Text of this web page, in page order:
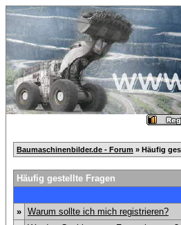
Baumaschinenbilder.de - Forum » Häufig
Häufig gestellte Fragen
» Warum sollte ich mich registrieren?